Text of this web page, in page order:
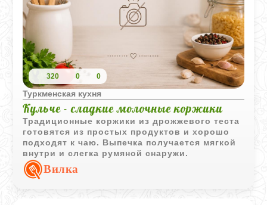
320 0 0
Туркменская кухня
Кульче - сладкие молочные коржики
Традиционные коржики из дрожжевого теста
готовятся из простых продуктов и хорошо
подходят к чаю. Выпечка получается мягкой
внутри и слегка румяной снаружи.
Вилка